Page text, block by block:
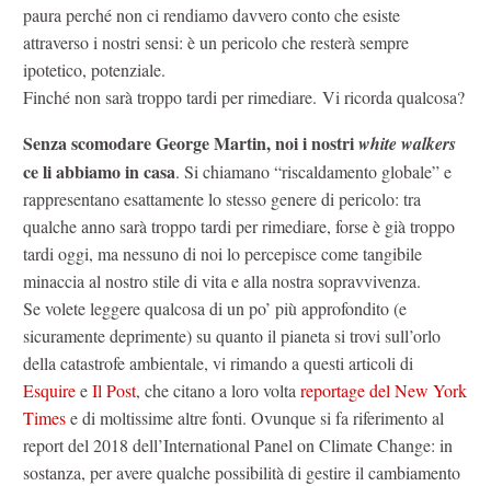
paura perché non ci rendiamo davvero conto che esiste
attraverso i nostri sensi: è un pericolo che resterà sempre
ipotetico, potenziale.
Finché non sarà troppo tardi per rimediare. Vi ricorda qualcosa?
Senza scomodare George Martin, noi i nostriwhite walkers
ce li abbiamo in casa. Si chiamano “riscaldamento globale” e
rappresentano esattamente lo stesso genere di pericolo: tra
qualche anno sarà troppo tardi per rimediare, forse è già troppo
tardi oggi, ma nessuno di noi lo percepisce come tangibile
minaccia al nostro stile di vita e alla nostra sopravvivenza.
Se volete leggere qualcosa di un po’ più approfondito (e
sicuramente deprimente) su quanto il pianeta si trovi sull’orlo
della catastrofe ambientale, vi rimando a questi articoli di
EsquireeIl Post, che citano a loro voltareportage del New York
Timese di moltissime altre fonti. Ovunque si fa riferimento al
report del 2018 dell’International Panel on Climate Change: in
sostanza, per avere qualche possibilità di gestire il cambiamento